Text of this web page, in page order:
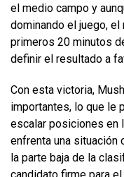
el medio campo y
dominando el juego,
primeros 20 minutos
definir el resultado a
Con esta victoria,
importantes, lo que le
escalar posiciones en
enfrenta una situación
la parte baja de la